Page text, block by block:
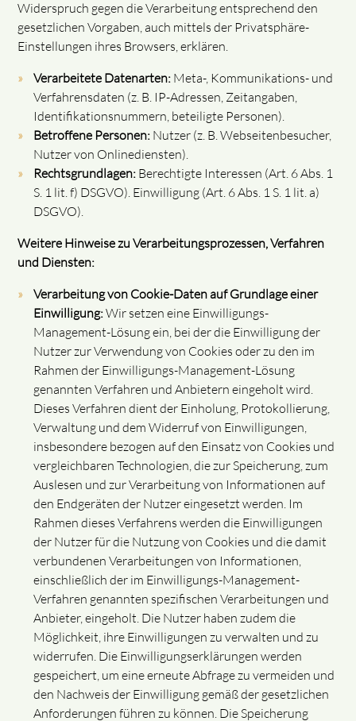
Widerspruch gegen die Verarbeitung entsprechend den
gesetzlichen Vorgaben, auch mittels der Privatsphäre-
Einstellungen ihres Browsers, erklären.
Verarbeitete Datenarten: Meta-, Kommunikations- und
Verfahrensdaten (z. B. IP-Adressen, Zeitangaben,
Identifikationsnummern, beteiligte Personen).
Betroffene Personen: Nutzer (z. B. Webseitenbesucher,
Nutzer von Onlinediensten).
Rechtsgrundlagen: Berechtigte Interessen (Art. 6 Abs. 1
S. 1 lit. f) DSGVO). Einwilligung (Art. 6 Abs. 1 S. 1 lit. a)
DSGVO).
Weitere Hinweise zu Verarbeitungsprozessen, Verfahren
und Diensten:
Verarbeitung von Cookie-Daten auf Grundlage einer
Einwilligung:Wir setzen eine Einwilligungs-
Management-Lösung ein, bei der die Einwilligung der
Nutzer zur Verwendung von Cookies oder zu den im
Rahmen der Einwilligungs-Management-Lösung
genannten Verfahren und Anbietern eingeholt wird.
Dieses Verfahren dient der Einholung, Protokollierung,
Verwaltung und dem Widerruf von Einwilligungen,
insbesondere bezogen auf den Einsatz von Cookies und
vergleichbaren Technologien, die zur Speicherung, zum
Auslesen und zur Verarbeitung von Informationen auf
den Endgeräten der Nutzer eingesetzt werden. Im
Rahmen dieses Verfahrens werden die Einwilligungen
der Nutzer für die Nutzung von Cookies und die damit
verbundenen Verarbeitungen von Informationen,
einschließlich der im Einwilligungs-Management-
Verfahren genannten spezifischen Verarbeitungen und
Anbieter, eingeholt. Die Nutzer haben zudem die
Möglichkeit, ihre Einwilligungen zu verwalten und zu
widerrufen. Die Einwilligungserklärungen werden
gespeichert, um eine erneute Abfrage zu vermeiden und
den Nachweis der Einwilligung gemäß der gesetzlichen
Anforderungen führen zu können. Die Speicherung